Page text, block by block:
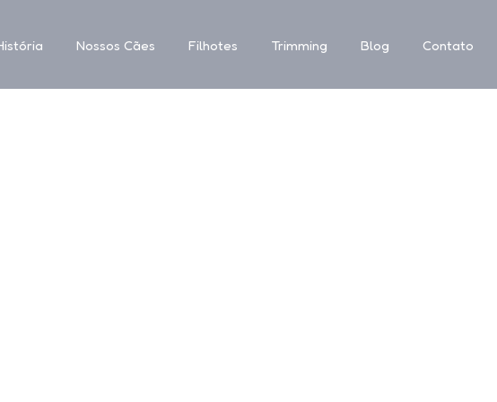
Nossos Cães Filhotes Trimming Blog Contato